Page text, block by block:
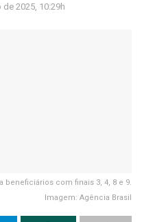
de 2025, 10:29h
beneficiários com finais 3, 4, 8 e 9.
Imagem: Agência Brasil